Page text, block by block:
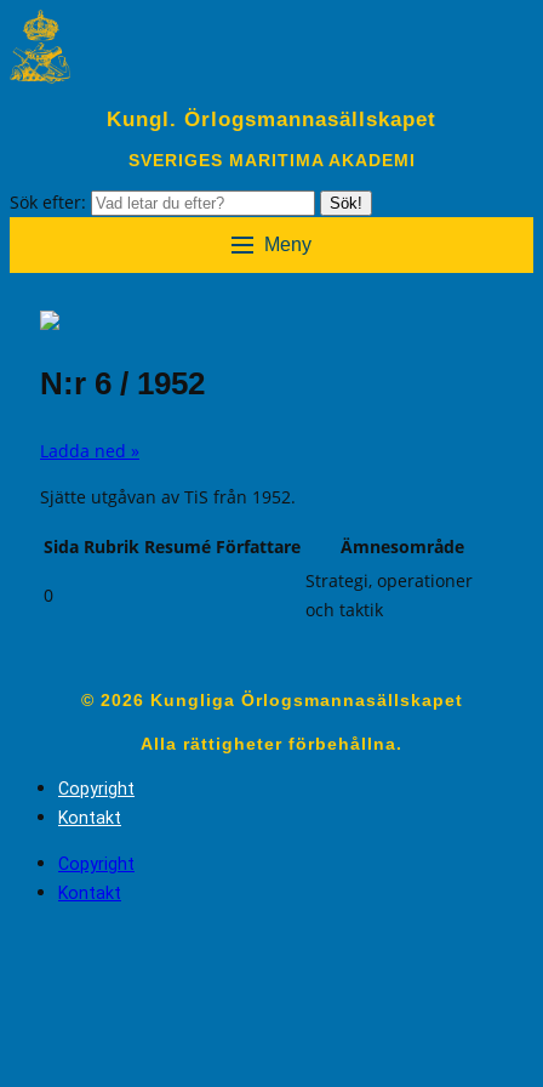
Kungl. Örlogsmannasällskapet
SVERIGES MARITIMA AKADEMI
Sök efter: Sök!
Meny
N:r 6 / 1952
Ladda ned »
Sjätte utgåvan av TiS från 1952.
Sida Rubrik Resumé Författare Ämnesområde
0
Strategi, operationer
och taktik
© 2026 Kungliga Örlogsmannasällskapet
Alla rättigheter förbehållna.
Copyright
Kontakt
Copyright
Kontakt